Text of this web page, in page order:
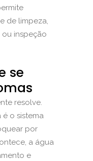
de limpeza,
inspeção
se
resolve.
o sistema
por
a água
e